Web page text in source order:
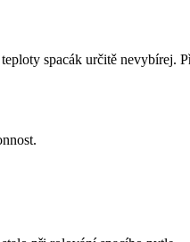
spacák určitě nevybírej.